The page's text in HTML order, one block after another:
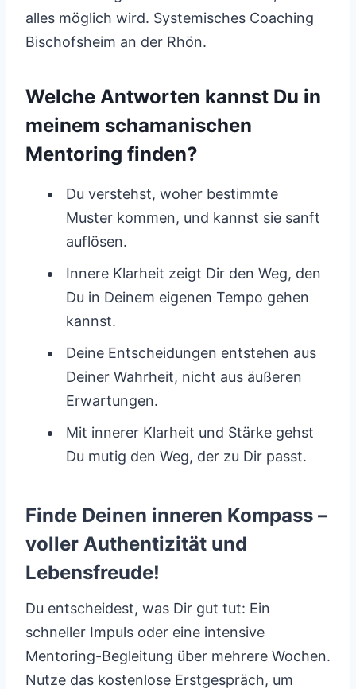
alles möglich wird. Systemisches Coaching
Bischofsheim an der Rhön.
Welche Antworten kannst Du in
meinem schamanischen
Mentoring finden?
Du verstehst, woher bestimmte
Muster kommen, und kannst sie sanft
auflösen.
Innere Klarheit zeigt Dir den Weg, den
Du in Deinem eigenen Tempo gehen
kannst.
Deine Entscheidungen entstehen aus
Deiner Wahrheit, nicht aus äußeren
Erwartungen.
Mit innerer Klarheit und Stärke gehst
Du mutig den Weg, der zu Dir passt.
Finde Deinen inneren Kompass –
voller Authentizität und
Lebensfreude!
Du entscheidest, was Dir gut tut: Ein
schneller Impuls oder eine intensive
Mentoring-Begleitung über mehrere Wochen.
Nutze das kostenlose Erstgespräch, um